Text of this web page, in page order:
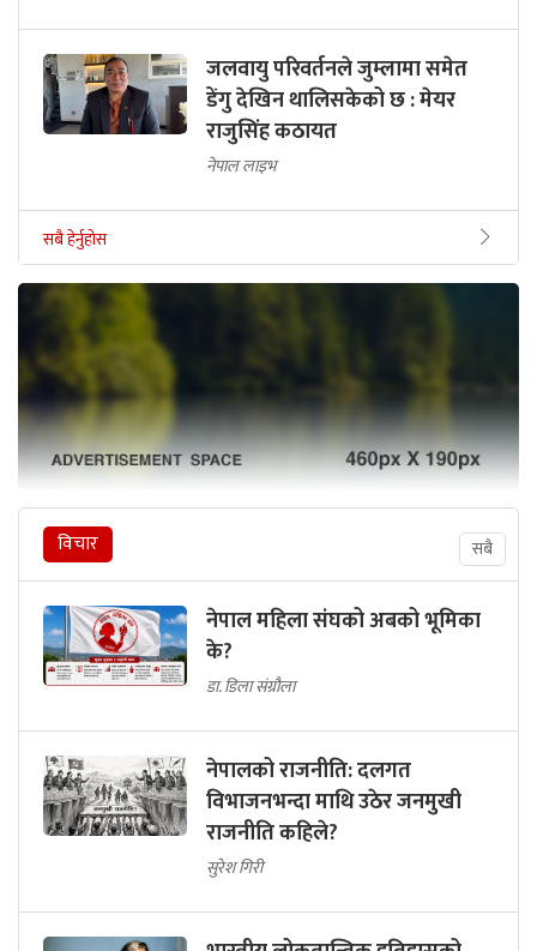
जलवायु परिवर्तनले जुम्लामा समेत
डेंगु देखिन थालिसकेको छ : मेयर
राजुसिंह कठायत
नेपाल लाइभ
सबै हेर्नुहोस
विचार सबै
नेपाल महिला संघको अबको भूमिका
के?
डा. डिला संग्रौला
नेपालको राजनीति: दलगत
विभाजनभन्दा माथि उठेर जनमुखी
राजनीति कहिले?
सुरेश गिरी